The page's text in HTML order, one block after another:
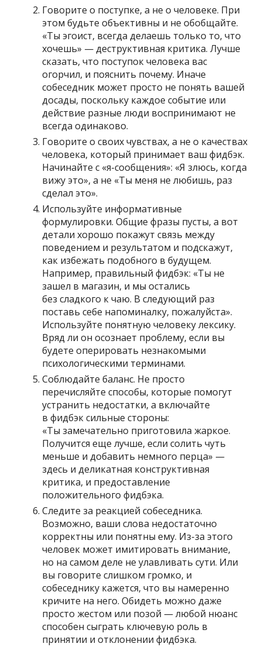
Говорите о поступке, а не о человеке. При
этом будьте объективны и не обобщайте.
«Ты эгоист, всегда делаешь только то, что
хочешь» — деструктивная критика. Лучше
сказать, что поступок человека вас
огорчил, и пояснить почему. Иначе
собеседник может просто не понять вашей
досады, поскольку каждое событие или
действие разные люди воспринимают не
всегда одинаково.
Говорите о своих чувствах, а не о качествах
человека, который принимает ваш фидбэк.
Начинайте с «я-сообщения»: «Я злюсь, когда
вижу это», а не «Ты меня не любишь, раз
сделал это».
Используйте информативные
формулировки. Общие фразы пусты, а вот
детали хорошо покажут связь между
поведением и результатом и подскажут,
как избежать подобного в будущем.
Например, правильный фидбэк: «Ты не
зашел в магазин, и мы остались
без сладкого к чаю. В следующий раз
поставь себе напоминалку, пожалуйста».
Используйте понятную человеку лексику.
Вряд ли он осознает проблему, если вы
будете оперировать незнакомыми
психологическими терминами.
Соблюдайте баланс. Не просто
перечисляйте способы, которые помогут
устранить недостатки, а включайте
в фидбэк сильные стороны:
«Ты замечательно приготовила жаркое.
Получится еще лучше, если солить чуть
меньше и добавить немного перца» —
здесь и деликатная конструктивная
критика, и предоставление
положительного фидбэка.
Следите за реакцией собеседника.
Возможно, ваши слова недостаточно
корректны или понятны ему. Из-за этого
человек может имитировать внимание,
но на самом деле не улавливать сути. Или
вы говорите слишком громко, и
собеседнику кажется, что вы намеренно
кричите на него. Обидеть можно даже
просто жестом или позой — любой нюанс
способен сыграть ключевую роль в
принятии и отклонении фидбэка.